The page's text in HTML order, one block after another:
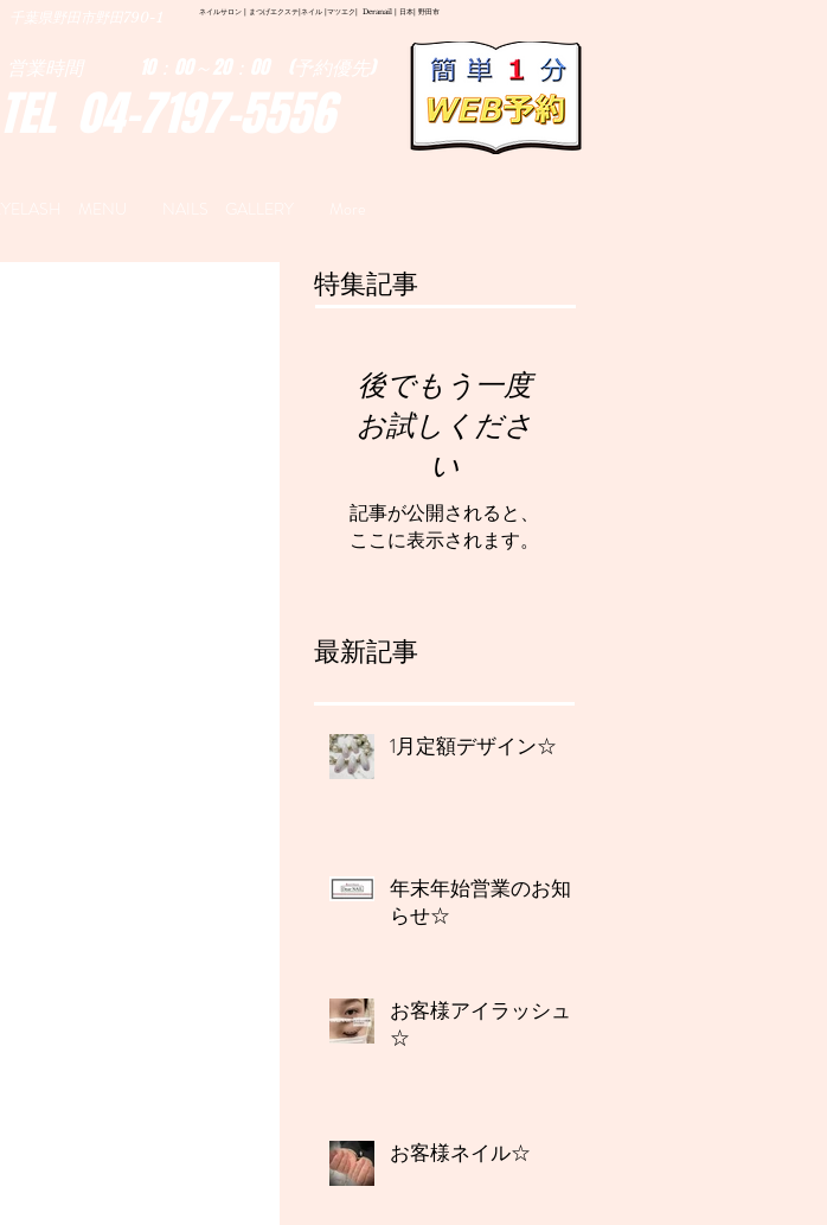
ネイルサロン | まつげエクステ|ネイル |マツエク| Deranail | 日本| 野田市
千葉県野田市野田790-1
TEL 04-7197-5556
営業時間 10：00～20：00 (予約優先)
特集記事
後でもう一度
お試しくださ
い
記事が公開されると、
ここに表示されます。
最新記事
1月定額デザイン☆
年末年始営業のお知
らせ☆
お客様アイラッシュ
☆
お客様ネイル☆